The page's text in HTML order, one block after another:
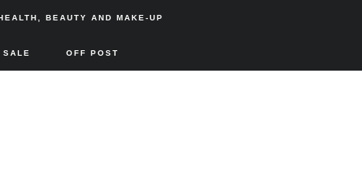
BEAUTY AND MAKE-UP
SALE OFF POST